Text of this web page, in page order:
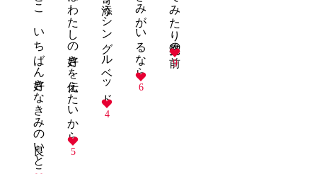
9
6
4
5